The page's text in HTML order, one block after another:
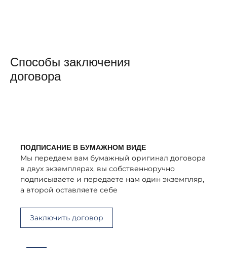
Способы заключения
договора
ПОДПИСАНИЕ В БУМАЖНОМ ВИДЕ
Мы передаем вам бумажный оригинал договора
в двух экземплярах, вы собственноручно
подписываете и передаете нам один экземпляр,
а второй оставляете себе
Заключить договор